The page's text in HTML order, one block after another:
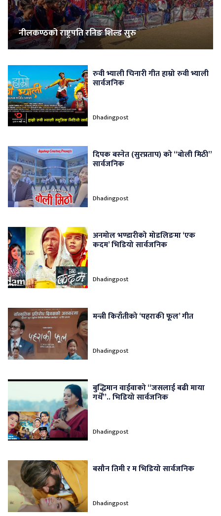
नीलकण्ठको राष्ट्रपति रनिङ शिल्ड सुरु
रुवी भ्याली चिनारी गीत हाम्रो रुवी भ्याली
सार्वजनिक
Dhadingpost
दिपक बस्नेत (सुरप्रताप) को “बोली मिठी”
सार्वजनिक
Dhadingpost
अनमोल भण्डारीको मोडलिङमा ‘एक
कदम’ भिडियो सार्वजनिक
Dhadingpost
मन्त्री किराँतीको ‘पहराकी फूल’ गीत
Dhadingpost
बुद्धिमान वाईवाको “जसलाई बढी माया
गर्थेँ”.. भिडियो सार्वजनिक
Dhadingpost
बसौन तिमी र म भिडियो सार्वजनिक
Dhadingpost